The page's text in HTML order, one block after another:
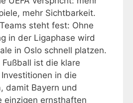
mehr Sichtbarkeit.
steht fest: Ohne
in der Ligaphase wird
in Oslo schnell platzen.
ist die klare
in die
damit Bayern und
einzigen ernsthaften